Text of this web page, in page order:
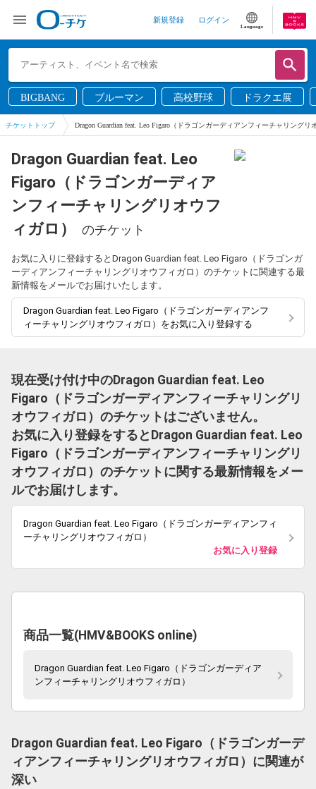
新規登録 ログイン
Language
BIGBANG ブルーマン 高校野球 ドラクエ展
チケットトップ Dragon Guardian feat. Leo Figaro（ドラゴンガーディアンフィーチャリングリ
Dragon Guardian feat. Leo
Figaro（ドラゴンガーディア
ンフィーチャリングリオウフ
ィガロ）
のチケット
お気に入りに登録するとDragon Guardian feat. Leo Figaro（ドラゴンガ
ーディアンフィーチャリングリオウフィガロ）のチケットに関連する最
新情報をメールでお届けいたします。
Dragon Guardian feat. Leo Figaro（ドラゴンガーディアンフ
ィーチャリングリオウフィガロ）をお気に入り登録する
現在受け付け中のDragon Guardian feat. Leo
Figaro（ドラゴンガーディアンフィーチャリングリ
オウフィガロ）のチケットはございません。
お気に入り登録をするとDragon Guardian feat. Leo
Figaro（ドラゴンガーディアンフィーチャリングリ
オウフィガロ）のチケットに関する最新情報をメー
ルでお届けします。
Dragon Guardian feat. Leo Figaro（ドラゴンガーディアンフィ
ーチャリングリオウフィガロ）
お気に入り登録
商品一覧(HMV&BOOKS online)
Dragon Guardian feat. Leo Figaro（ドラゴンガーディア
ンフィーチャリングリオウフィガロ）
Dragon Guardian feat. Leo Figaro（ドラゴンガーデ
ィアンフィーチャリングリオウフィガロ）に関連が
深い